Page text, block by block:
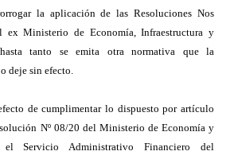
la aplicación de las Resoluciones Nos
Ministerio de Economía, Infraestructura y
tanto se emita otra normativa que la
deje sin efecto.
de cumplimentar lo dispuesto por artículo
Nº 08/20 del Ministerio de Economía y
el Servicio Administrativo Financiero del